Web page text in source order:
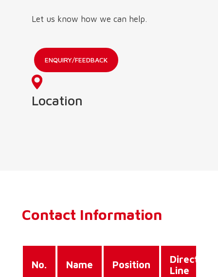
Let us know how we can help.
ENQUIRY/FEEDBACK
Location
Contact Information
No. Name Position
Direct
Line